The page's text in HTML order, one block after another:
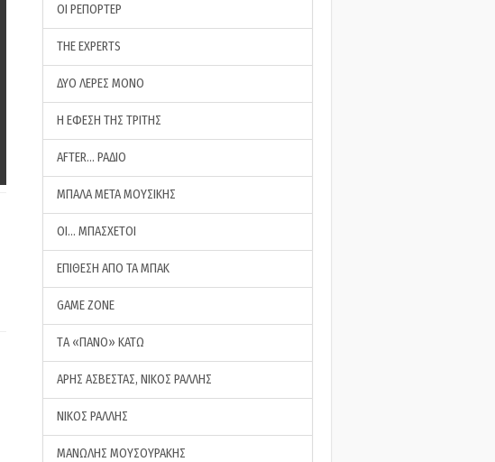
ΟΙ ΡΕΠΟΡΤΕΡ
THE EXPERTS
ΔΥΟ ΛΕΡΕΣ ΜΟΝΟ
Η ΕΦΕΣΗ ΤΗΣ ΤΡΙΤΗΣ
AFTER… ΡΑΔΙΟ
ΜΠΑΛΑ ΜΕΤΑ ΜΟΥΣΙΚΗΣ
ΟΙ… ΜΠΑΣΧΕΤΟΙ
ΕΠΙΘΕΣΗ ΑΠΟ ΤΑ ΜΠΑΚ
GAME ZONE
ΤA «ΠΑΝΟ» ΚΑΤΩ
ΑΡΗΣ ΑΣΒΕΣΤΑΣ, ΝΙΚΟΣ ΡΑΛΛΗΣ
ΝΙΚΟΣ ΡΑΛΛΗΣ
ΜΑΝΩΛΗΣ ΜΟΥΣΟΥΡΑΚΗΣ